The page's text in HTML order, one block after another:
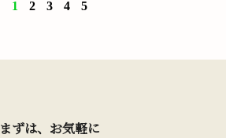
1 2 3 4 5
まずは、お気軽に